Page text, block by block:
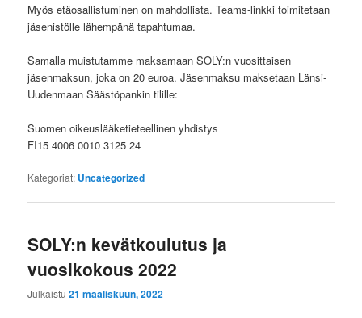
Myös etäosallistuminen on mahdollista. Teams-linkki toimitetaan
jäsenistölle lähempänä tapahtumaa.
Samalla muistutamme maksamaan SOLY:n vuosittaisen
jäsenmaksun, joka on 20 euroa. Jäsenmaksu maksetaan Länsi-
Uudenmaan Säästöpankin tilille:
Suomen oikeuslääketieteellinen yhdistys
FI15 4006 0010 3125 24
Kategoriat: Uncategorized
SOLY:n kevätkoulutus ja
vuosikokous 2022
Julkaistu21 maaliskuun, 2022